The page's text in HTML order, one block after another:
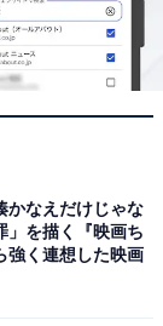
部屋干しで
かなえだけじゃな
」を描く『映画ち
強く連想した映画